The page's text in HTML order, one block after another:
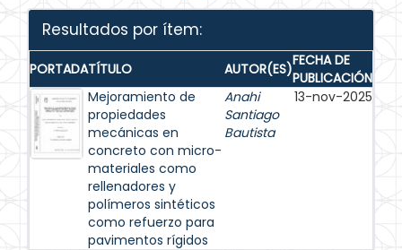
Resultados por ítem:
PORTADATÍTULO AUTOR(ES)FECHA DE
PUBLICACIÓN
Mejoramiento de
propiedades
mecánicas en
concreto con micro-
materiales como
rellenadores y
polímeros sintéticos
como refuerzo para
pavimentos rígidos
Anahi
Santiago
Bautista
13-nov-2025